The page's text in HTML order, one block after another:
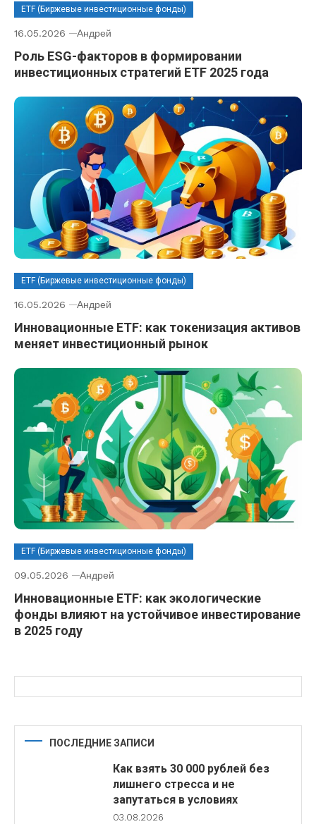
ETF (Биржевые инвестиционные фонды)
16.05.2026 Андрей
Роль ESG-факторов в формировании
инвестиционных стратегий ETF 2025 года
ETF (Биржевые инвестиционные фонды)
16.05.2026 Андрей
Инновационные ETF: как токенизация активов
меняет инвестиционный рынок
ETF (Биржевые инвестиционные фонды)
09.05.2026 Андрей
Инновационные ETF: как экологические
фонды влияют на устойчивое инвестирование
в 2025 году
ПОСЛЕДНИЕ ЗАПИСИ
Как взять 30 000 рублей без
лишнего стресса и не
запутаться в условиях
03.08.2026